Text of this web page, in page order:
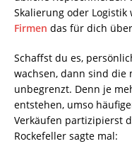
Skalierung oder Logistik
Firmen das für dich
Schaffst du es,
wachsen, dann sind die
unbegrenzt. Denn je
entstehen, umso
Verkäufen partizipierst
Rockefeller sagte mal: